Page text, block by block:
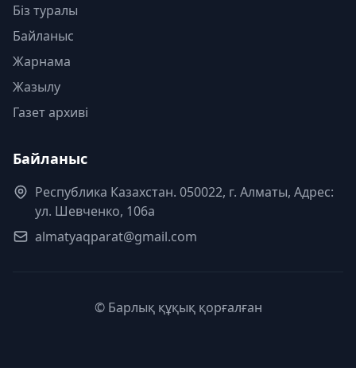
Біз туралы
Байланыс
Жарнама
Жазылу
Газет архиві
Байланыс
Республика Казахстан. 050022, г. Алматы, Адрес:
ул. Шевченко, 106а
almatyaqparat@gmail.com
© Барлық құқық қорғалған